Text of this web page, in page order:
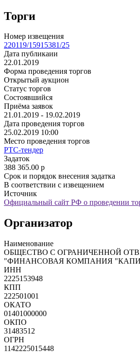
Торги
Номер извещения
220119/15915381/25
Дата публикаии
22.01.2019
Форма проведения торгов
Открытый аукцион
Статус торгов
Состоявшийся
Приёма заявок
21.01.2019 - 19.02.2019
Дата проведения торгов
25.02.2019 10:00
Место проведения торгов
РТС-тендер
Задаток
388 365.00 p
Срок и порядок внесения задатка
В соответствии с извещением
Источник
Официальный сайт РФ о проведении
Организатор
Наименование
ОБЩЕСТВО С ОГРАНИЧЕННОЙ
"ФИНАНСОВАЯ КОМПАНИЯ
ИНН
2225153948
КПП
222501001
ОКАТО
01401000000
ОКПО
31483512
ОГРН
1142225015448